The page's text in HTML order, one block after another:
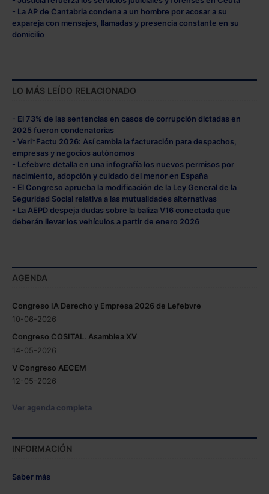
- La AP de Cantabria condena a un hombre por acosar a su
expareja con mensajes, llamadas y presencia constante en su
domicilio
LO MÁS LEÍDO RELACIONADO
- El 73% de las sentencias en casos de corrupción dictadas en
2025 fueron condenatorias
- Veri*Factu 2026: Así cambia la facturación para despachos,
empresas y negocios autónomos
- Lefebvre detalla en una infografía los nuevos permisos por
nacimiento, adopción y cuidado del menor en España
- El Congreso aprueba la modificación de la Ley General de la
Seguridad Social relativa a las mutualidades alternativas
- La AEPD despeja dudas sobre la baliza V16 conectada que
deberán llevar los vehículos a partir de enero 2026
AGENDA
Congreso IA Derecho y Empresa 2026 de Lefebvre
10-06-2026
Congreso COSITAL. Asamblea XV
14-05-2026
V Congreso AECEM
12-05-2026
Ver agenda completa
INFORMACIÓN
Saber más